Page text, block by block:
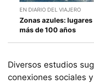
EN DIARIO DEL VIAJERO
Zonas azules:
más de 100 años
Diversos estudios
conexiones sociales